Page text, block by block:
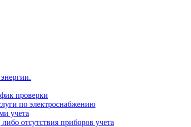
проверки
по электроснабжению
учета
отсутствия приборов учета